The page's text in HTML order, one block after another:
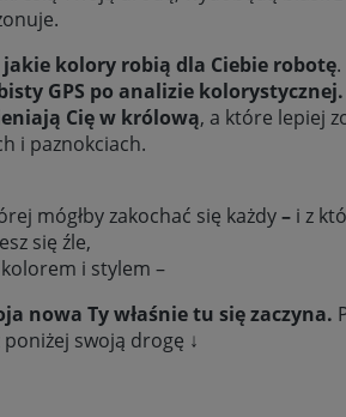
jakie kolory robią dla Ciebie robotę.
GPS po analizie kolorystycznej.
Cię w królową, a które lepiej
i paznokciach.
mógłby zakochać się każdy– i z
się źle,
i stylem –
nowa Ty właśnie tu się zaczyna.
swoją drogę ↓